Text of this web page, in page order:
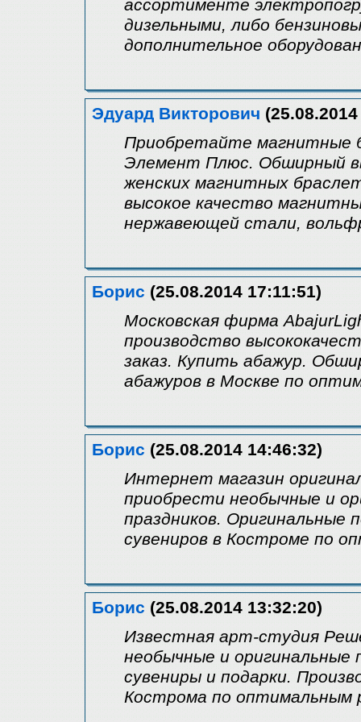
ассортименте
дизельными, либо
дополнительное
Эдуард Викторович
Приобретайте магнитные
Элемент Плюс. Обширный
женских магнитных
высокое качество
нержавеющей стали,
Борис (25.08.2014 17:11:51)
Московская фирма
производство
заказ. Купить абажур.
абажуров в Москве по
Борис (25.08.2014 14:46:32)
Интернет магазин
приобрести необычные и
праздников. Оригинальные
сувениров в Костроме по
Борис (25.08.2014 13:32:20)
Известная арт-студия
необычные и оригинальные
сувениры и подарки.
Кострома по оптимальным